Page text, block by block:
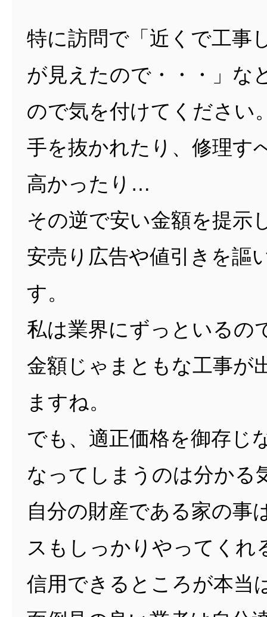
特に訪問で「近くで工事
が見えたので・・・」な
ので気を付けてください
手を抜かれたり、修理す
高かったり…
その逆で安い金額を提
安売り広告や値引きを謳
す。
私は業界にずっといるの
金額じゃまともな工事が
ますね。
でも、適正価格を御存じ
なってしまうのは分かる
自分の財産である家の事
スもしっかりやってくれ
信用できるところが本当